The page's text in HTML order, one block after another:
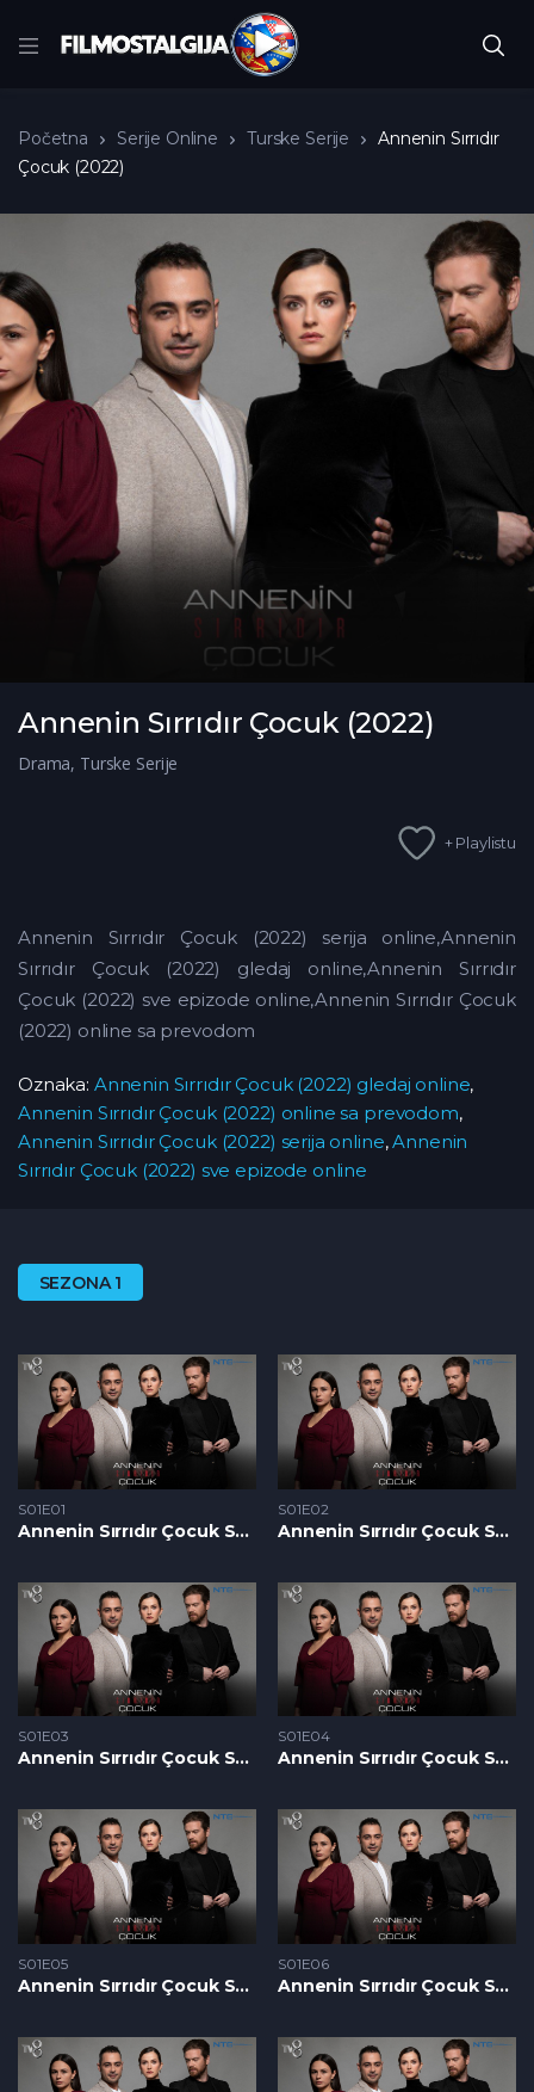
Početna Serije Online Turske Serije
Annenin Sırrıdır
Çocuk (2022)
Annenin Sırrıdır Çocuk (2022)
Drama, Turske Serije
+ Playlistu
Annenin Sırrıdır Çocuk (2022) serija online,Annenin
Sırrıdır Çocuk (2022) gledaj online,Annenin Sırrıdır
Çocuk (2022) sve epizode online,Annenin Sırrıdır Çocuk
(2022) online sa prevodom
Oznaka: Annenin Sırrıdır Çocuk (2022) gledaj online,
Annenin Sırrıdır Çocuk (2022) online sa prevodom,
Annenin Sırrıdır Çocuk (2022) serija online,Annenin
Sırrıdır Çocuk (2022) sve epizode online
SEZONA 1
S01E01
Annenin Sırrıdır Çocuk S1 – Epizoda 01
S01E02
Annenin Sırrıdır Çocuk S1 – Epizoda 02
S01E03
Annenin Sırrıdır Çocuk S1 – Epizoda 03
S01E04
Annenin Sırrıdır Çocuk S1 – Epizoda 04
S01E05
Annenin Sırrıdır Çocuk S1 – Epizoda 05
S01E06
Annenin Sırrıdır Çocuk S1 – Epizoda 06